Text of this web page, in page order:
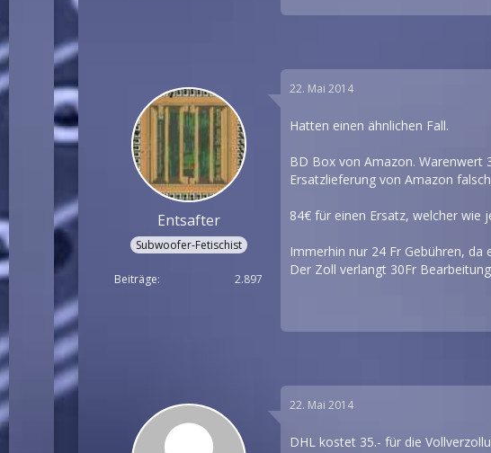
Entsafter
Subwoofer-Fetischist
Beiträge 2.897
22. Mai 2014
Hatten einen ähnlichen Fall.
BD Box von Amazon. Warenwert
Ersatzlieferung von Amazon
84€ für einen Ersatz, welcher wie
Immerhin nur 24 Fr Gebühren, da
Der Zoll verlangt 30Fr
22. Mai 2014
DHL kostet 35.- für die